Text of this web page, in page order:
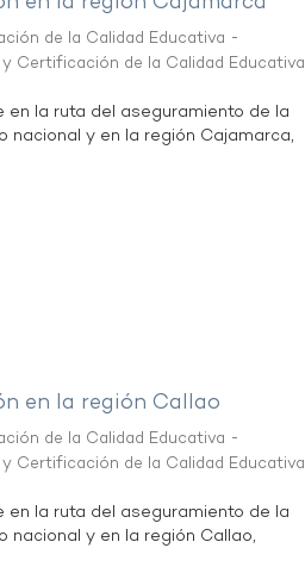
de la Calidad Educativa -
Certificación de la Calidad Educativa
la ruta del aseguramiento de la
y en la región Cajamarca,
en la región Callao
de la Calidad Educativa -
Certificación de la Calidad Educativa
la ruta del aseguramiento de la
y en la región Callao,